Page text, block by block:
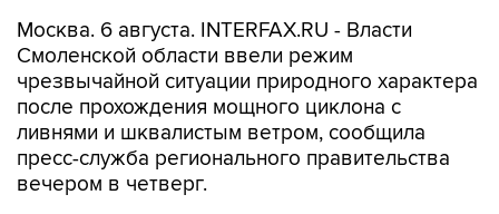
Москва. 6 августа. INTERFAX.RU - Власти
Смоленской области ввели режим
чрезвычайной ситуации природного характера
после прохождения мощного циклона с
ливнями и шквалистым ветром, сообщила
пресс-служба регионального правительства
вечером в четверг.